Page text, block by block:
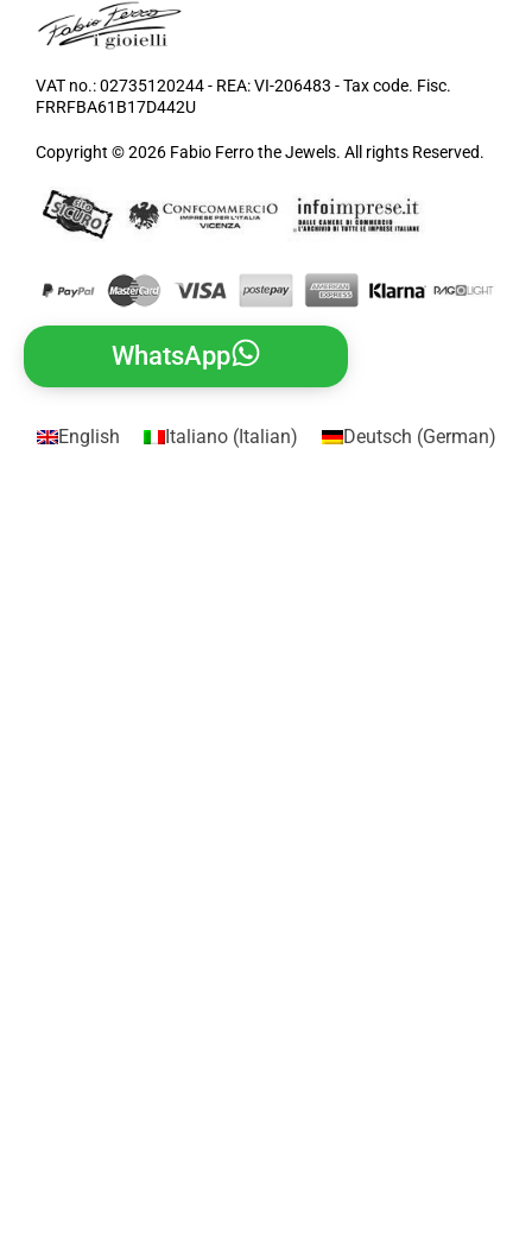
VAT no.: 02735120244 - REA: VI-206483 - Tax code. Fisc.
FRRFBA61B17D442U
Copyright © 2026 Fabio Ferro the Jewels. All rights Reserved.
WhatsApp
English Italiano(Italian) Deutsch (German)